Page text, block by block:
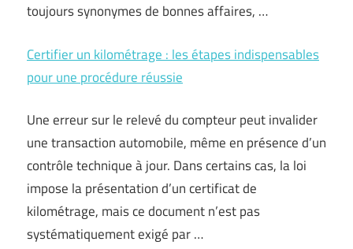
toujours synonymes de bonnes affaires, …
Certifier un kilométrage : les étapes indispensables
pour une procédure réussie
Une erreur sur le relevé du compteur peut invalider
une transaction automobile, même en présence d’un
contrôle technique à jour. Dans certains cas, la loi
impose la présentation d’un certificat de
kilométrage, mais ce document n’est pas
systématiquement exigé par …